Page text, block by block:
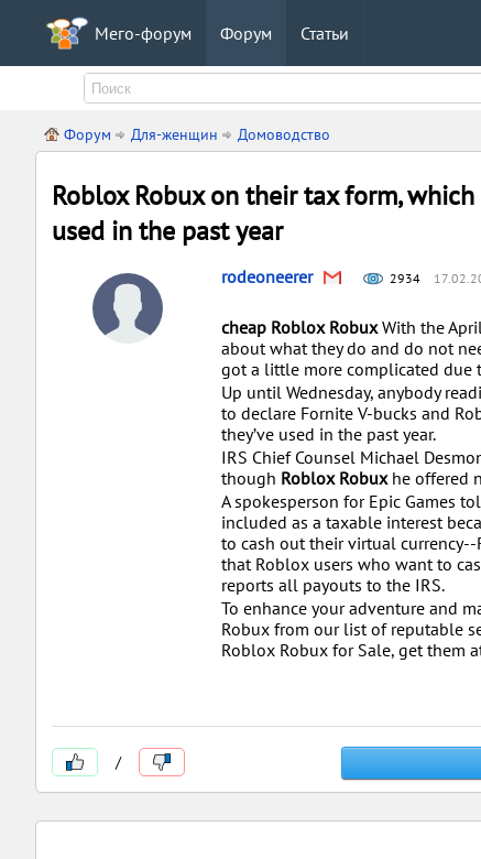
Мего-форум Форум Статьи
Форум Для-женщин Домоводство
Roblox Robux on their tax form,
used in the past year
rodeoneerer 2934
cheap Roblox RobuxWith the
about what they do and do not
got a little more complicated due
Up until Wednesday, anybody
to declare Fornite V-bucks and
they’ve used in the past year.
IRS Chief Counsel Michael
though Roblox Robuxhe offered
A spokesperson for Epic Games
included as a taxable interest
to cash out their virtual currency--
that Roblox users who want to
reports all payouts to the IRS.
To enhance your adventure and
Robux from our list of reputable
Roblox Robux for Sale, get them
/